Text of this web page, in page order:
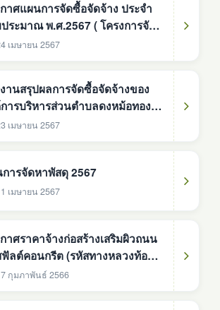
าศแผนการจัดซื้อจัดจ้าง ประจำ
มาณ พ.ศ.2567 ( โครงการจัด
บรรทุก ( ดีเซล ) ขนาด ๑ ตัน
๑๑๐ กิโลวัตต์ ขับเคลื่อน ๒ ล้อ
บเบิ้ลแค็บ
เมษายน 2567
านสรุปผลการจัดซื้อจัดจ้างของ
ารบริหารส่วนตำบลดงหม้อทอง
ระจำปีงบประมาณ พ.ศ.2566
เมษายน 2567
ารจัดหาพัสดุ 2567
เมษายน 2567
าศราคาจ้างก่อสร้างเสริมผิวถนน
ลต์คอนกรีต (รหัสทางหลวงท้อง
น.ถ.66-002) สายบ้านวังน้ำขาว -
กุมภาพันธ์ 2566